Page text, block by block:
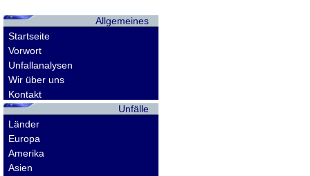
Allgemeines
Startseite
Vorwort
Unfallanalysen
Wir über uns
Kontakt
Unfälle
Länder
Europa
Amerika
Asien